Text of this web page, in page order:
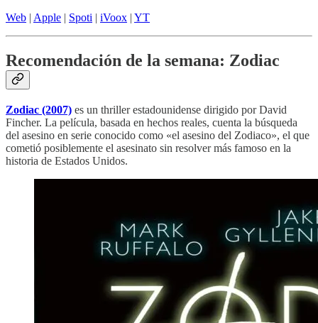
Web | Apple | Spoti | iVoox | YT
Recomendación de la semana: Zodiac
Zodiac (2007) es un thriller estadounidense dirigido por David
Fincher. La película, basada en hechos reales, cuenta la búsqueda
del asesino en serie conocido como «el asesino del Zodiaco», el que
cometió posiblemente el asesinato sin resolver más famoso en la
historia de Estados Unidos.